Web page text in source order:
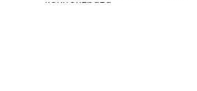
концентрата